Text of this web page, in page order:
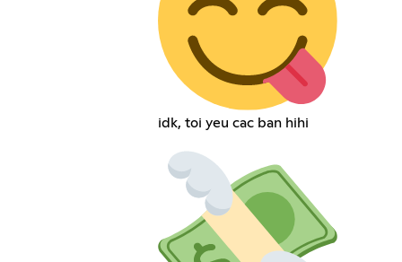
idk, toi yeu cac ban hihi